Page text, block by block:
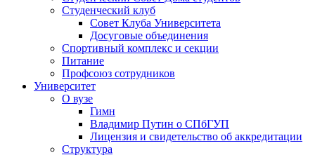
Студенческий клуб
Совет Клуба Университета
Досуговые объединения
Спортивный комплекс и секции
Питание
Профсоюз сотрудников
Университет
О вузе
Гимн
Владимир Путин о СПбГУП
Лицензия и свидетельство об аккредитации
Структура